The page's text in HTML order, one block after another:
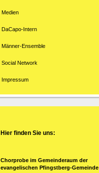
Medien
DaCapo-Intern
Männer-Ensemble
Social Network
Impressum
Hier finden Sie uns:
Chorprobe im Gemeinderaum der
evangelischen Pfingstberg-Gemeinde